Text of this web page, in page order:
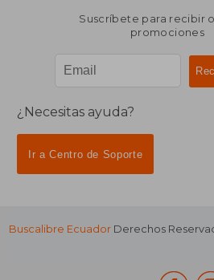
Suscríbete para recibir
promociones
¿Necesitas ayuda?
Ir a Centro de Soporte
Buscalibre Ecuador Derechos